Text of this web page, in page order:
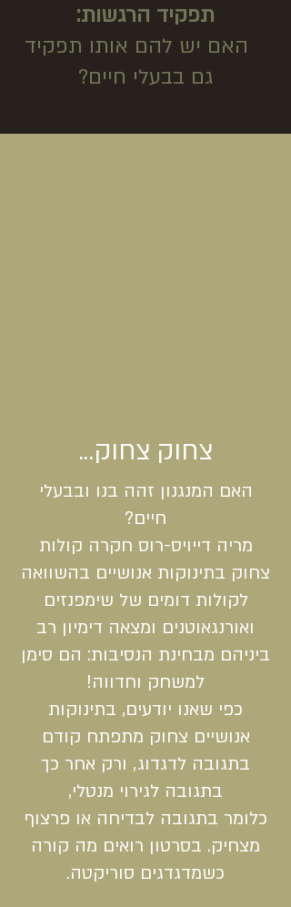
תפקיד הרגשות:
האם יש להם אותו תפקיד
גם בבעלי חיים?
צחוק צחוק...
האם המנגנון זהה בנו ובבעלי
חיים?
מריה דייויס-רוס חקרה קולות
צחוק בתינוקות אנושיים בהשוואה
לקולות דומים של שימפנזים
ואורנגאוטנים ומצאה דימיון רב
ביניהם מבחינת הנסיבות: הם סימן
למשחק וחדווה!
כפי שאנו יודעים, בתינוקות
אנושיים צחוק מתפתח קודם
בתגובה לדגדוג, ורק אחר כך
בתגובה לגירוי מנטלי,
כלומר בתגובה לבדיחה או פרצוף
מצחיק. בסרטון רואים מה קורה
כשמדגדגים סוריקטה.